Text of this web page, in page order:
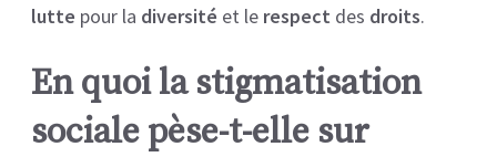
lutte pour la diversité et le respect des droits.
En quoi la stigmatisation
sociale pèse-t-elle sur